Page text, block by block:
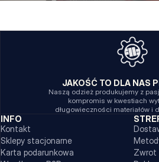
JAKOŚĆ TO DLA NAS
Naszą odzież produkujemy z
kompromis w kwestiach
długowieczności materiałów i
INFO
Kontakt
Sklepy stacjonarne
Karta podarunkowa
Zwrot